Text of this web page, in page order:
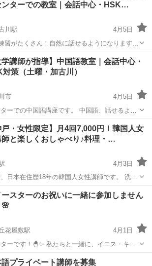
ンターでの教室｜会話中心・HSK…
川駅
4月5日
習がたくさん！自然に話せるようになります
導 ・HSK対策あり ・ロールプレイや発表など
東加古川駅 中国語 子ども
学講師が指導】中国語教室｜会話中心・
対策（土曜・加古川）
市
4月5日
ーでの中国語講座です。 中国語、話せるよう
けで終わらず、「実際に使える中国語」を楽
川市国際交流センター(ヤマト屋敷５階) 初心
者の方も大歓迎です✨ ...
中国語 センター
戸・女性限定】月4回7,000円！韓国人女
師と楽しくおしゃべり♪料理・…
4月3日
日本在住歴18年の韓国人女性講師です。 洗練
と、オンラインを通じて楽しく交流しながら
い、レッスンをスタートしました。 「教科
し...
戸駅 韓国語 オンライン
ースターのお祝いに一緒に参加しません
花屋敷駅
4月1日
ちと一緒に、イエス・キリ
スターがクリスチャンにとってなぜ大切な日
午前10時〜11時
雀丘花屋敷駅 その他 キリスト
語プライベート講師を募集